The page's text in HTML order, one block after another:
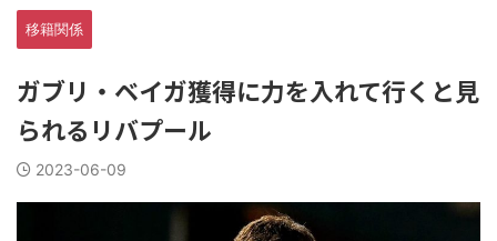
移籍関係
ガブリ・ベイガ獲得に力を入れて行くと見
られるリバプール
2023-06-09